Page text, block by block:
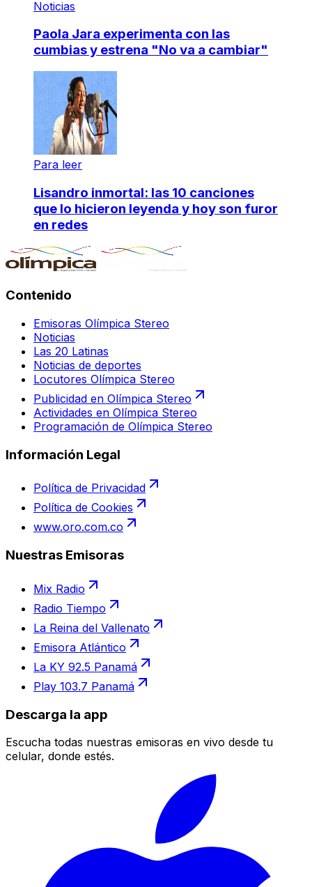
Noticias
Paola Jara experimenta con las
cumbias y estrena "No va a cambiar"
Para leer
Lisandro inmortal: las 10 canciones
que lo hicieron leyenda y hoy son furor
en redes
Contenido
Emisoras Olímpica Stereo
Noticias
Las 20 Latinas
Noticias de deportes
Locutores Olímpica Stereo
Publicidad en Olímpica Stereo
Actividades en Olímpica Stereo
Programación de Olímpica Stereo
Información Legal
Política de Privacidad
Política de Cookies
www.oro.com.co
Nuestras Emisoras
Mix Radio
Radio Tiempo
La Reina del Vallenato
Emisora Atlántico
La KY 92.5 Panamá
Play 103.7 Panamá
Descarga la app
Escucha todas nuestras emisoras en vivo desde tu
celular, donde estés.